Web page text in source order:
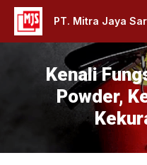
PT. Mitra Jaya
Kenali
Powder,